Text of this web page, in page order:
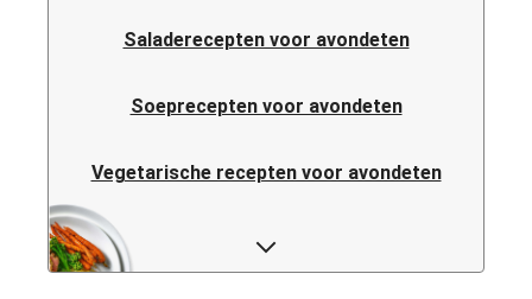
Saladerecepten voor avondeten
Soeprecepten voor avondeten
Vegetarische recepten voor avondeten
Pastarecepten voor avondeten